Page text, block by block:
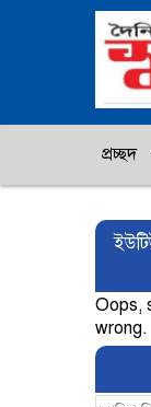
প্রচ্ছদ
Oops,
wrong.